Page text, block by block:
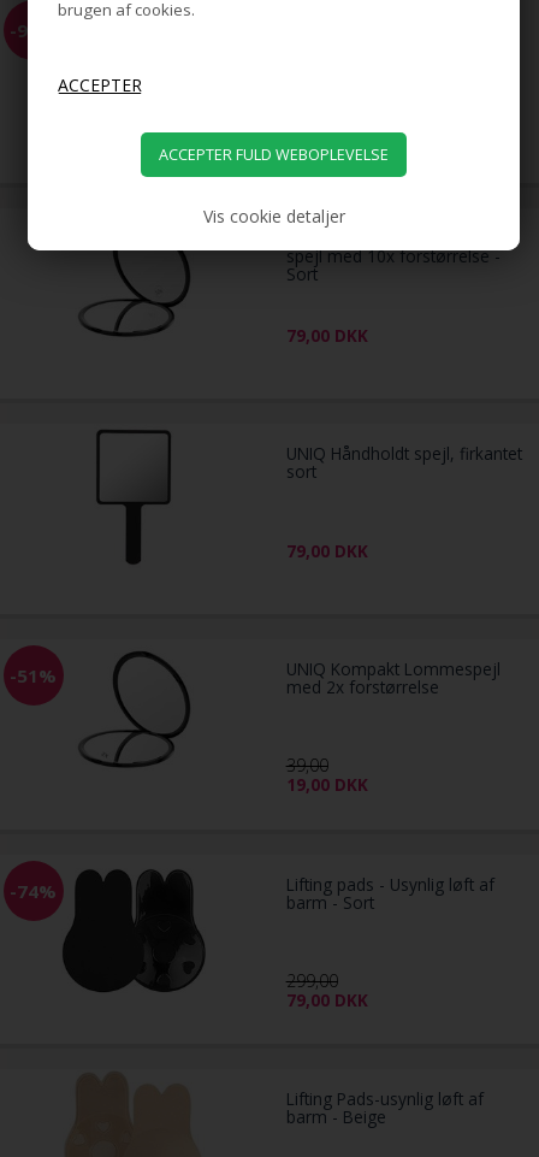
brugen af cookies.
Vis cookie detaljer
-90%
5,00DKK
spejl med 10x forstørrelse -
Sort
79,00 DKK
UNIQ Håndholdt spejl, firkantet
sort
79,00 DKK
-51% UNIQ Kompakt Lommespejl
med 2x forstørrelse
39,00
19,00 DKK
-74% Lifting pads - Usynlig løft af
barm - Sort
299,00
79,00 DKK
Lifting Pads-usynlig løft af
barm - Beige